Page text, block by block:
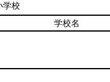
学校
学校名